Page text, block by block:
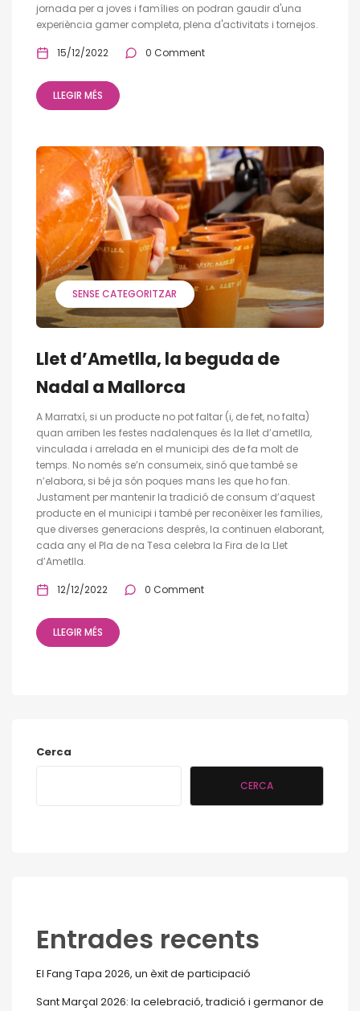
jornada per a joves i famílies on podran gaudir d'una
experiència gamer completa, plena d'activitats i tornejos.
15/12/2022 0 Comment
LLEGIR MÉS
SENSE CATEGORITZAR
Llet d’Ametlla, la beguda de
Nadal a Mallorca
A Marratxí, si un producte no pot faltar (i, de fet, no falta)
quan arriben les festes nadalenques és la llet d’ametlla,
vinculada i arrelada en el municipi des de fa molt de
temps. No només se’n consumeix, sinó que també se
n’elabora, si bé ja són poques mans les que ho fan.
Justament per mantenir la tradició de consum d’aquest
producte en el municipi i també per reconèixer les famílies,
que diverses generacions després, la continuen elaborant,
cada any el Pla de na Tesa celebra la Fira de la Llet
d’Ametlla.
12/12/2022 0 Comment
LLEGIR MÉS
Cerca
CERCA
Entrades recents
El Fang Tapa 2026, un èxit de participació
Sant Marçal 2026: la celebració, tradició i germanor de